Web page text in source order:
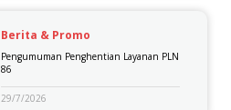
Berita & Promo
Pengumuman Penghentian Layanan PLN
86
29/7/2026